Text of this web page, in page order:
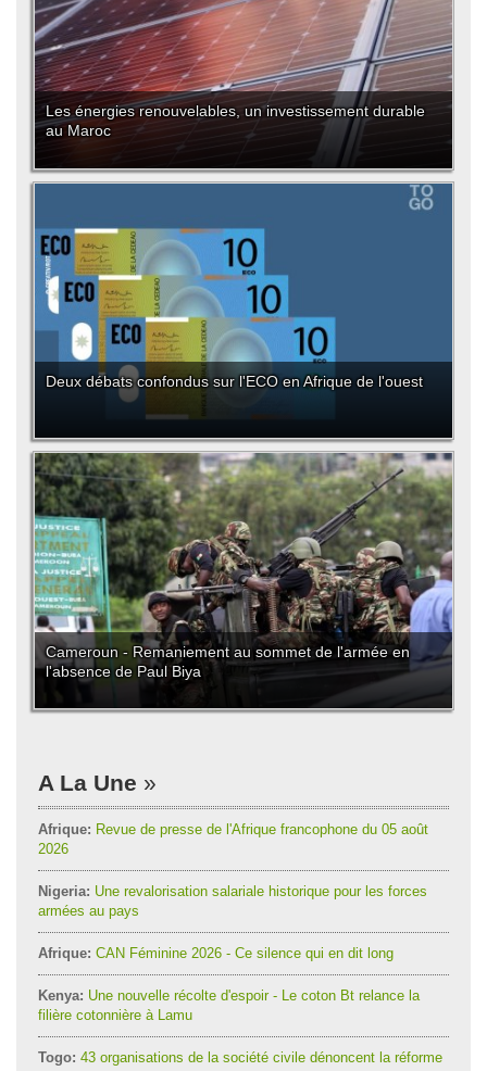
Les énergies renouvelables, un investissement durable
au Maroc
Deux débats confondus sur l'ECO en Afrique de l'ouest
Cameroun - Remaniement au sommet de l'armée en
l'absence de Paul Biya
A La Une
Afrique: Revue de presse de l'Afrique francophone du 05 août
2026
Nigeria: Une revalorisation salariale historique pour les forces
armées au pays
Afrique: CAN Féminine 2026 - Ce silence qui en dit long
Kenya: Une nouvelle récolte d'espoir - Le coton Bt relance la
filière cotonnière à Lamu
Togo: 43 organisations de la société civile dénoncent la réforme